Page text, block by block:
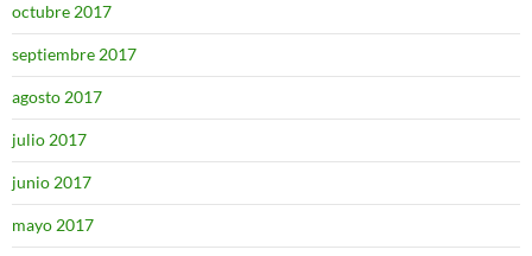
octubre 2017
septiembre 2017
agosto 2017
julio 2017
junio 2017
mayo 2017